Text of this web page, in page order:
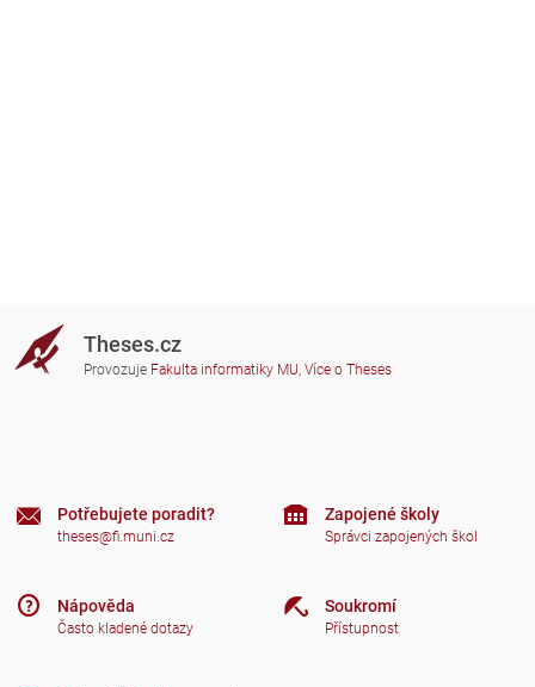
Theses.cz
Provozuje Fakulta informatiky MU, Více o Theses
Potřebujete poradit?
theses@fi.muni.cz
Nápověda
Často kladené dotazy
Zapojené školy
Správci zapojených škol
Soukromí
Přístupnost